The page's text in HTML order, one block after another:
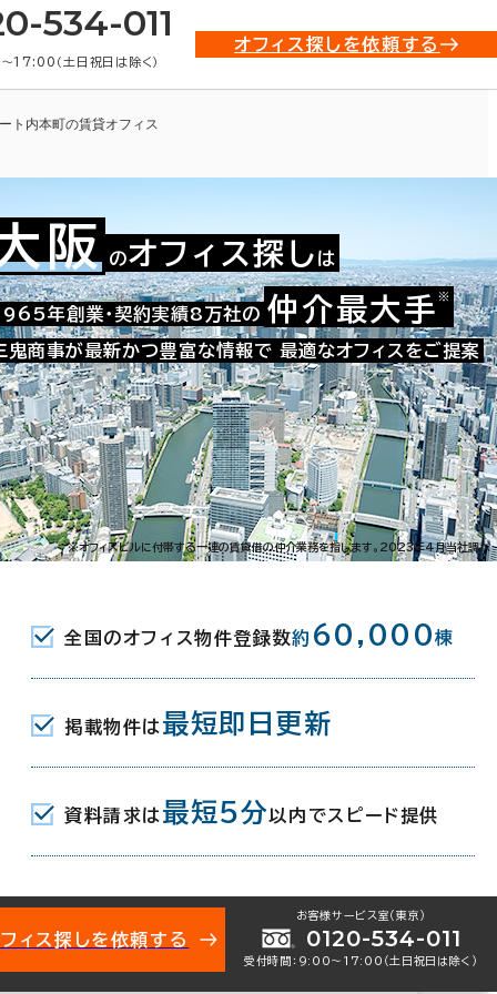
534-011
17:00（土日祝日は除く）
オフィス探しを依頼する
ト内本町の賃貸オフィス
お問い合わせ番号：009-03377
内本町2-4-16
駅(地下鉄堺筋線･中央線) 12番口
目駅(地下鉄谷町線･中央線) 4番口
地下鉄堺筋線/京阪本線) 30番口
下3階建
阪 のオフィス探し は
年創業・契約実績8万社の 仲介最大手 ※
鬼商事が最新かつ豊富な情報で 最適なオフィスをご提案
※オフィスビルに付帯する一連の賃貸借の仲介業務を指します。2023年4月当社調べ
全国のオフィス物件登録数約 60,000棟
掲載物件は 最短即日更新
資料請求は 最短5分 以内でスピード提供
ィス探しを依頼する
お客様サービス室（東京）
0120-534-011
受付時間：9:00〜17:00（土日祝日は除く）